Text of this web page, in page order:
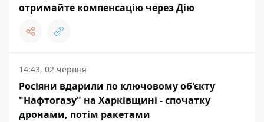
отримайте компенсацію через Дію
14:43, 02 червня
Росіяни вдарили по ключовому об'єкту
"Нафтогазу" на Харківщині - спочатку
дронами, потім ракетами